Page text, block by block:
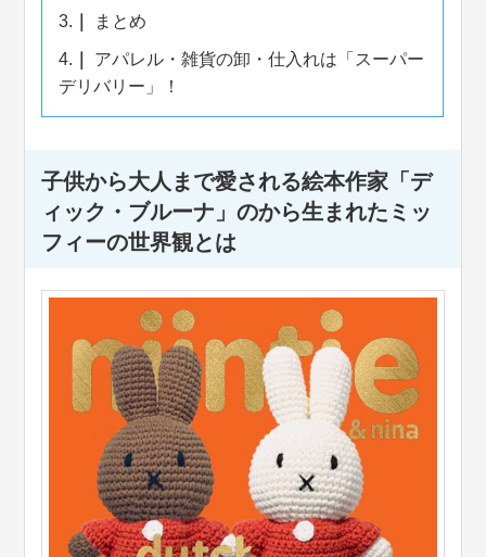
3. まとめ
4.
アパレル・雑貨の卸・仕入れは「スーパー
デリバリー」！
子供から大人まで愛される絵本作家「デ
ィック・ブルーナ」のから生まれたミッ
フィーの世界観とは